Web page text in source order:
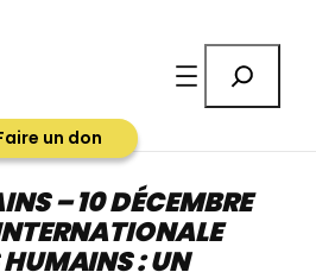
un don
– 10 DÉCEMBRE
: UN